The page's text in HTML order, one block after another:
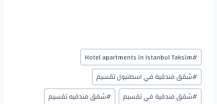
#
Hotel apartments in Istanbul Taksim
#شقق فندقية في اسطنبول تقسيم
#شقق فندقية في تقسيم #شقق فندقيه تقسيم